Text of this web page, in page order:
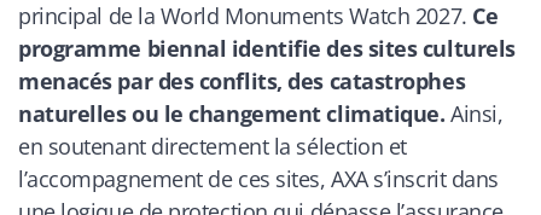
principal de la World Monuments Watch 2027. Ce
programme biennal identifie des sites culturels
menacés par des conflits, des catastrophes
naturelles ou le changement climatique. Ainsi,
en soutenant directement la sélection et
l’accompagnement de ces sites, AXA s’inscrit dans